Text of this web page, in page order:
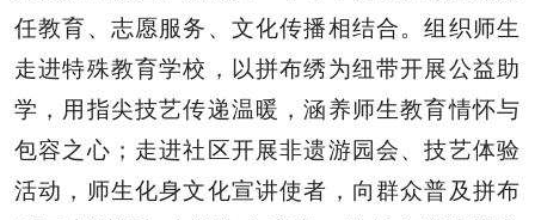
任教育、志愿服务、文化传播相结合。组织师生
走进特殊教育学校，以拼布绣为纽带开展公益助
学，用指尖技艺传递温暖，涵养师生教育情怀与
包容之心；走进社区开展非遗游园会、技艺体验
活动，师生化身文化宣讲使者，向群众普及拼布